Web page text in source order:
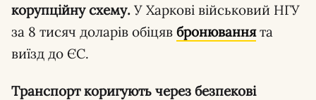
корупційну схему. У Харкові військовий НГУ
за 8 тисяч доларів обіцяв бронюваннята
виїзд до ЄС.
Транспорт коригують через безпекові